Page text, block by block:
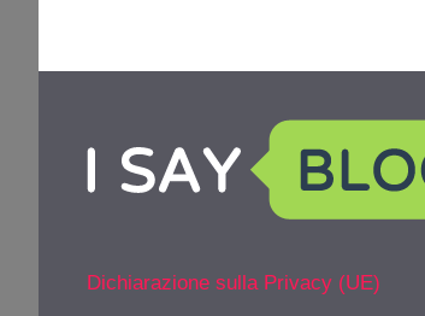
Dichiarazione sulla Privacy (UE)